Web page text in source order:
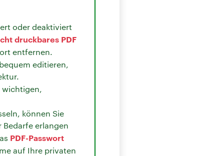
oder deaktiviert
druckbares PDF
entfernen.
editieren,
wichtigen,
können Sie
erlangen
PDF-Passwort
auf Ihre privaten